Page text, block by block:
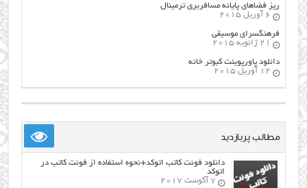
ریز فضاهای پایانه مسافربری ترمینال
6 آوریل 2015
فرهنگسراي موسيقي
21 ژانویه 2015
دانلود پاورپوینت کبوتر خانه
12 آوریل 2015
مطالب پربازدید
دانلود فونت کاتب اتوکد+نحوه استفاده از فونت کاتب در
اتوکد
7 آگوست 2017